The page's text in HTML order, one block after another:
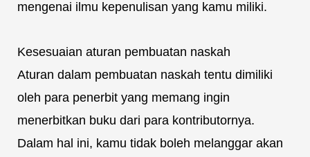
mengenai ilmu kepenulisan yang kamu miliki.
Kesesuaian aturan pembuatan naskah
Aturan dalam pembuatan naskah tentu dimiliki
oleh para penerbit yang memang ingin
menerbitkan buku dari para kontributornya.
Dalam hal ini, kamu tidak boleh melanggar akan